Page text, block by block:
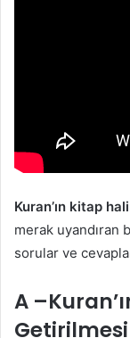
Kuran’ın kitap
merak uyandıran
sorular ve
A